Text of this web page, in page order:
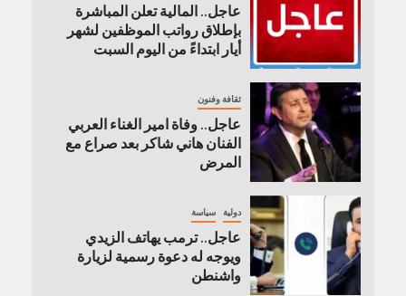
عاجل.. المالية تعلن المباشرة
بإطلاق رواتب ‏الموظفين لشهر
أيار ابتداءً من اليوم السبت
ثقافة وفنون
عاجل.. وفاة امير الغناء العربي
الفنان هاني شاكر بعد صراع مع
المرض
دولية سياسة
عاجل.. ترمب يهاتف الزيدي
ويوجه له دعوة رسمية لزيارة
واشنطن